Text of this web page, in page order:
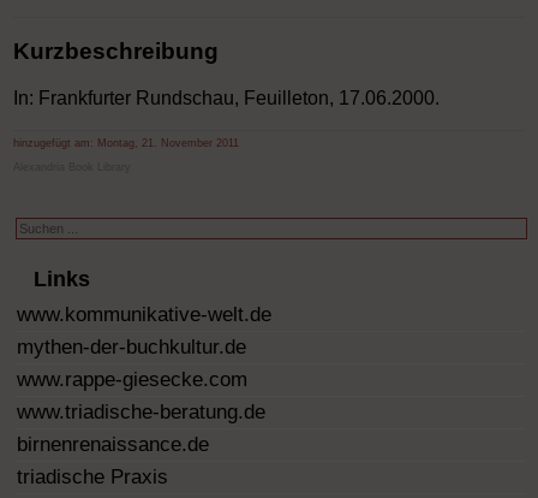
Suchen
Links
www.kommunikative-welt.de
mythen-der-buchkultur.de
www.rappe-giesecke.com
www.triadische-beratung.de
birnenrenaissance.de
triadische Praxis
Kurzbeschreibung
In: Frankfurter Rundschau, Feuilleton, 17.06.2000.
hinzugefügt am: Montag, 21. November 2011